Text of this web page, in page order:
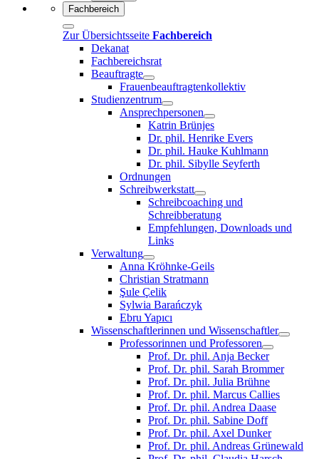
Fachbereich
Zur Übersichtsseite Fachbereich
Dekanat
Fachbereichsrat
Beauftragte
Frauenbeauftragtenkollektiv
Studienzentrum
Ansprechpersonen
Katrin Brünjes
Dr. phil. Henrike Evers
Dr. phil. Hauke Kuhlmann
Dr. phil. Sibylle Seyferth
Ordnungen
Schreibwerkstatt
Schreibcoaching und
Schreibberatung
Empfehlungen, Downloads und
Links
Verwaltung
Anna Kröhnke-Geils
Christian Stratmann
Şule Çelik
Sylwia Barańczyk
Ebru Yapıcı
Wissenschaftlerinnen und Wissenschaftler
Professorinnen und Professoren
Prof. Dr. phil. Anja Becker
Prof. Dr. phil. Sarah Brommer
Prof. Dr. phil. Julia Brühne
Prof. Dr. phil. Marcus Callies
Prof. Dr. phil. Andrea Daase
Prof. Dr. phil. Sabine Doff
Prof. Dr. phil. Axel Dunker
Prof. Dr. phil. Andreas Grünewald